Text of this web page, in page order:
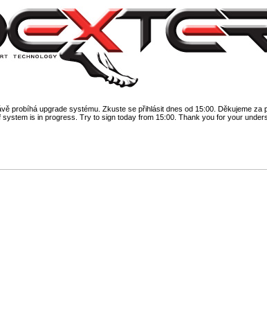
probíhá upgrade systému. Zkuste se přihlásit dnes od 15:00. Děkujeme za
system is in progress. Try to sign today from 15:00. Thank you for your